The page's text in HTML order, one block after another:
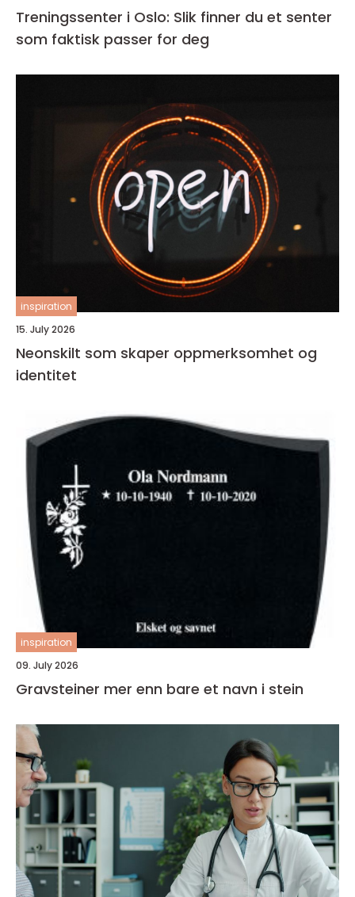
Treningssenter i Oslo: Slik finner du et senter
som faktisk passer for deg
inspiration
15. July 2026
Neonskilt som skaper oppmerksomhet og
identitet
inspiration
09. July 2026
Gravsteiner mer enn bare et navn i stein